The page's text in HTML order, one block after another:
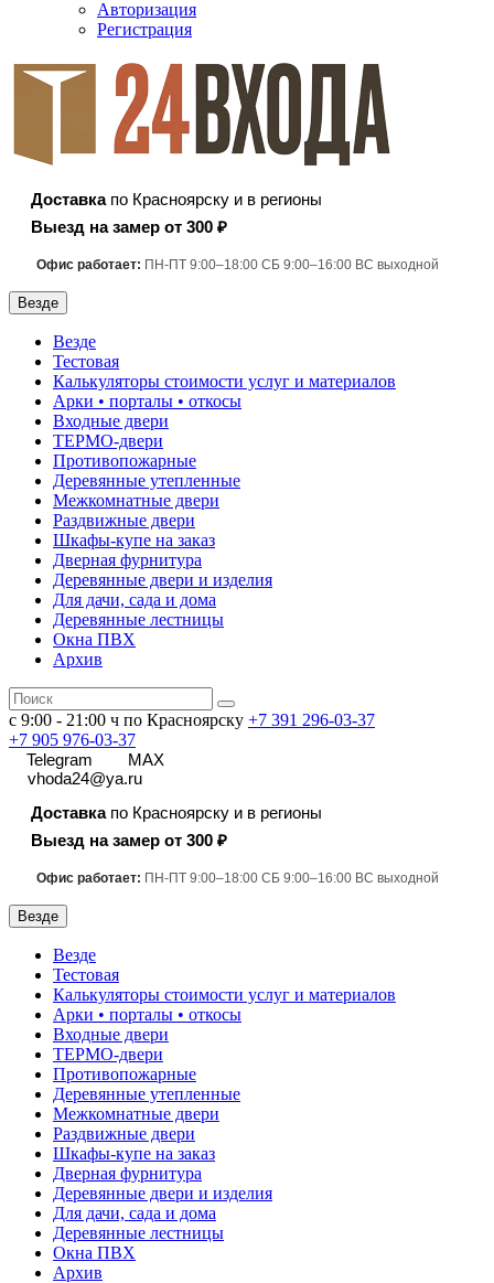
Авторизация
Регистрация
Доставкапо Красноярску и в регионы
Выезд на замер от 300 ₽
Офис работает: ПН-ПТ 9:00–18:00 СБ 9:00–16:00 ВС выходной
Везде
Везде
Тестовая
Калькуляторы стоимости услуг и материалов
Арки • порталы • откосы
Входные двери
ТЕРМО-двери
Противопожарные
Деревянные утепленные
Межкомнатные двери
Раздвижные двери
Шкафы-купе на заказ
Дверная фурнитура
Деревянные двери и изделия
Для дачи, сада и дома
Деревянные лестницы
Окна ПВХ
Архив
с 9:00 - 21:00 ч по Красноярску +7 391 296-03-37
+7 905 976-03-37
Telegram
MAX
vhoda24@ya.ru
Доставкапо Красноярску и в регионы
Выезд на замер от 300 ₽
Офис работает: ПН-ПТ 9:00–18:00 СБ 9:00–16:00 ВС выходной
Везде
Везде
Тестовая
Калькуляторы стоимости услуг и материалов
Арки • порталы • откосы
Входные двери
ТЕРМО-двери
Противопожарные
Деревянные утепленные
Межкомнатные двери
Раздвижные двери
Шкафы-купе на заказ
Дверная фурнитура
Деревянные двери и изделия
Для дачи, сада и дома
Деревянные лестницы
Окна ПВХ
Архив